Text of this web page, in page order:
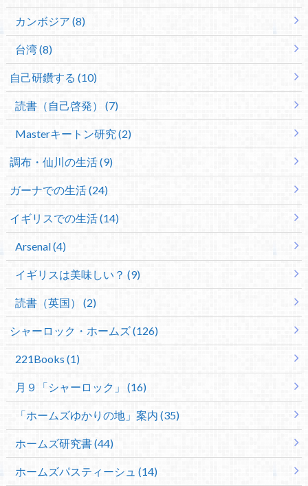
カンボジア (8)
台湾 (8)
自己研鑽する (10)
読書（自己啓発） (7)
Masterキートン研究 (2)
調布・仙川の生活 (9)
ガーナでの生活 (24)
イギリスでの生活 (14)
Arsenal (4)
イギリスは美味しい？ (9)
読書（英国） (2)
シャーロック・ホームズ (126)
221Books (1)
月９「シャーロック」 (16)
「ホームズゆかりの地」案内 (35)
ホームズ研究書 (44)
ホームズパスティーシュ (14)